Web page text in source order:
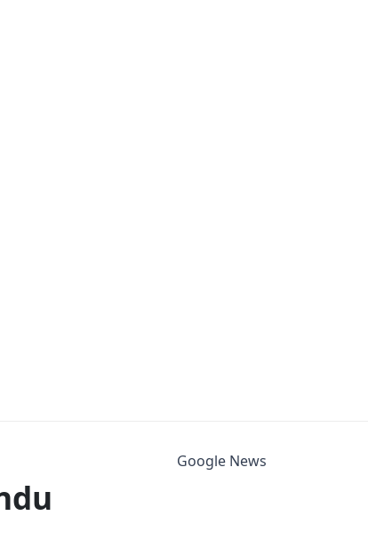
Google News